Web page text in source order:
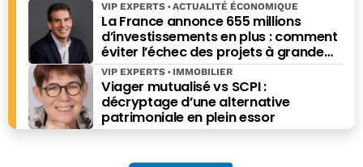
La France annonce 655 millions
d’investissements en plus : comment
éviter l’échec des projets à grande
échelle ?
VIP EXPERTS ACTUALITÉ ÉCONOMIQUE
Viager mutualisé vs SCPI :
décryptage d’une alternative
patrimoniale en plein essor
VIP EXPERTS IMMOBILIER